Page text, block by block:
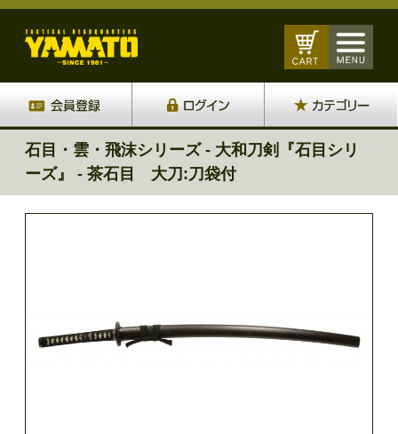
石目・雲・飛沫シリーズ - 大和刀剣『石目シリ
ーズ』 - 茶石目 大刀:刀袋付